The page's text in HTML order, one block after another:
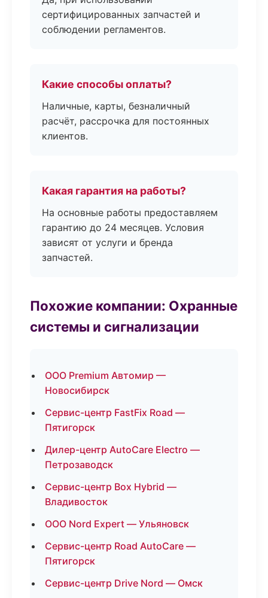
сертифицированных запчастей и
соблюдении регламентов.
Какие способы оплаты?
Наличные, карты, безналичный
расчёт, рассрочка для постоянных
клиентов.
Какая гарантия на работы?
На основные работы предоставляем
гарантию до 24 месяцев. Условия
зависят от услуги и бренда
запчастей.
Похожие компании: Охранные
системы и сигнализации
ООО Premium Автомир —
Новосибирск
Сервис-центр FastFix Road —
Пятигорск
Дилер-центр AutoCare Electro —
Петрозаводск
Сервис-центр Box Hybrid —
Владивосток
ООО Nord Expert — Ульяновск
Сервис-центр Road AutoCare —
Пятигорск
Сервис-центр Drive Nord — Омск